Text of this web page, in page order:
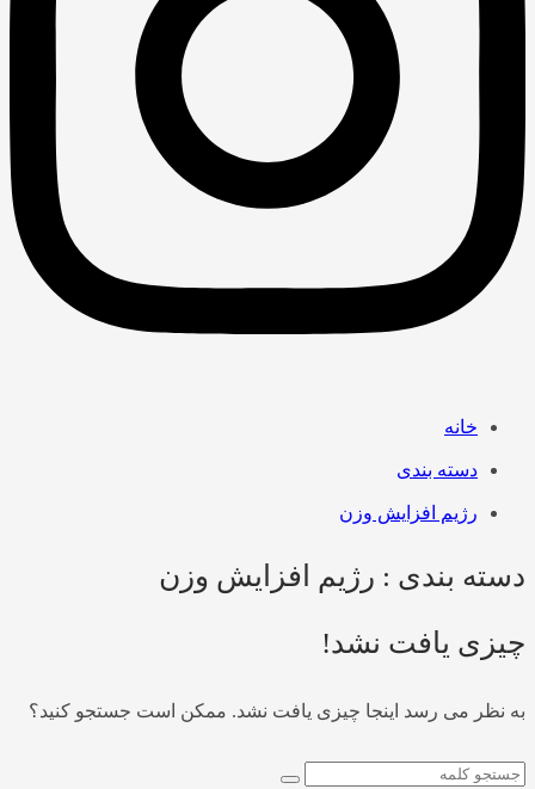
خانه
دسته بندی
رژیم افزایش وزن
دسته بندی : رژیم افزایش وزن
چیزی یافت نشد!
به نظر می رسد اینجا چیزی یافت نشد. ممکن است جستجو کنید؟